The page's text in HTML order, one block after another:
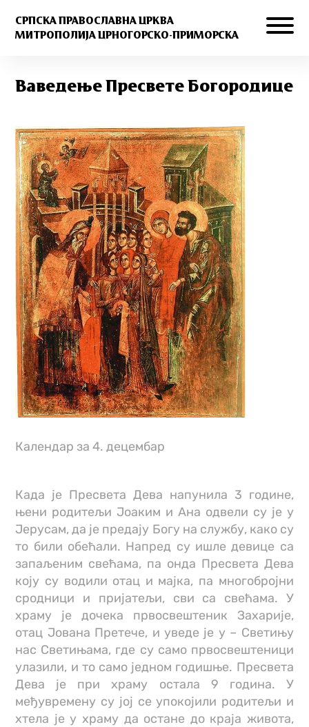
СРПСКА ПРАВОСЛАВНА ЦРКВА
МИТРОПОЛИЈА ЦРНОГОРСКО-ПРИМОРСКА
Ваведење Пресвете Богородице
Календар за 4. децембар
Када је Пресвета Дева напунила 3 године,
њени родитељи Јоаким и Ана одвели су је у
Јерусам, да је предају Богу на службу, како су
то били обећали. Напред су ишле девице са
запаљеним свећама, па онда Пресвета Дева
коју су водили отац и мајка, па многобројни
сродници и пријатељи, сви са свећама. У
храму је дочека првосвештеник Захарије,
отац Јована Претече, и уведе је у – Светињу
нас Светињама, где су само првосвештеници
улазили, и то само једном годишње. Пресвета
Дева је при храму остала 9 година. У
међувремену су јој се упокојили родитељи и
хтела је у храму да остане до краја живота,